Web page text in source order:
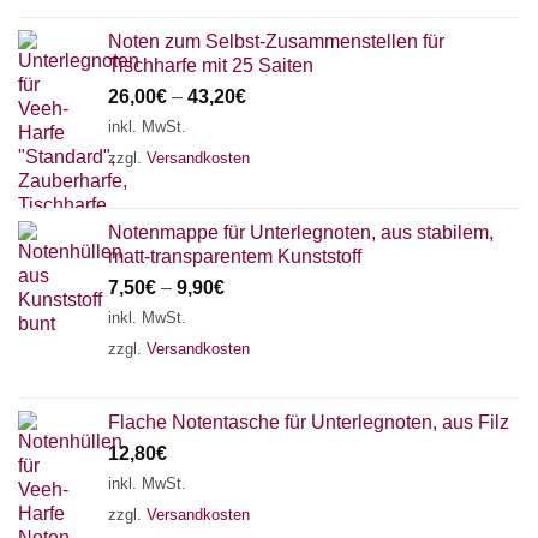
Noten zum Selbst-Zusammenstellen für
Tischharfe mit 25 Saiten
26,00€ – 43,20€
inkl. MwSt.
zzgl. Versandkosten
Notenmappe für Unterlegnoten, aus stabilem,
matt-transparentem Kunststoff
7,50€ – 9,90€
inkl. MwSt.
zzgl. Versandkosten
Flache Notentasche für Unterlegnoten, aus Filz
12,80€
inkl. MwSt.
zzgl. Versandkosten